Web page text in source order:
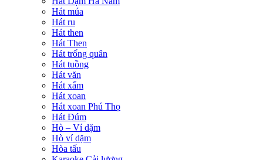
Hát múa
Hát ru
Hát then
Hát Then
Hát trống quân
Hát tuồng
Hát văn
Hát xẩm
Hát xoan
Hát xoan Phú Thọ
Hát Đúm
Hò – Ví dặm
Hò ví dặm
Hòa tấu